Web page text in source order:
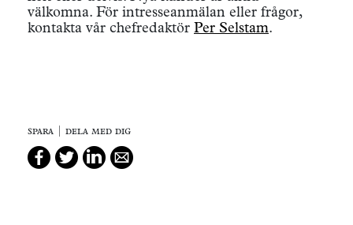
välkomna. För intresseanmälan eller frågor,
kontakta vår chefredaktör Per Selstam.
spara | dela med dig